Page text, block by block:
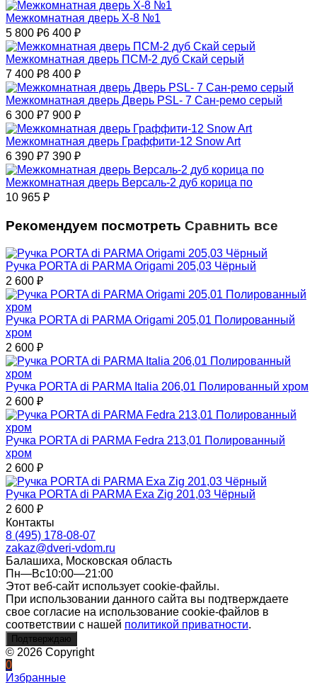
Межкомнатная дверь X-8 №1
5 800 ₽6 400 ₽
Межкомнатная дверь ПСМ-2 дуб Скай серый
7 400 ₽8 400 ₽
Межкомнатная дверь Дверь PSL- 7 Сан-ремо серый
6 300 ₽7 900 ₽
Межкомнатная дверь Граффити-12 Snow Art
6 390 ₽7 390 ₽
Межкомнатная дверь Версаль-2 дуб корица по
10 965 ₽
Рекомендуем посмотреть Сравнить все
Ручка PORTA di PARMA Origami 205,03 Чёрный
2 600 ₽
Ручка PORTA di PARMA Origami 205,01 Полированный
хром
2 600 ₽
Ручка PORTA di PARMA Italia 206,01 Полированный хром
2 600 ₽
Ручка PORTA di PARMA Fedra 213,01 Полированный
хром
2 600 ₽
Ручка PORTA di PARMA Exa Zig 201,03 Чёрный
2 600 ₽
Контакты
8 (495) 178-08-07
zakaz@dveri-vdom.ru
Балашиха, Московская область
Пн—Вс10:00—21:00
Этот веб-сайт использует cookie-файлы.
При использовании данного сайта вы подтверждаете
свое согласие на использование cookie-файлов в
соответствии с нашей политикой приватности.
Подтверждаю
© 2026 Copyright
0
Избранные